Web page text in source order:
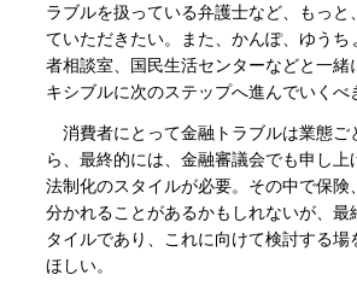
ラブルを扱っている弁護士など、もっと
ていただきたい。また、かんぽ、ゆうち
者相談室、国民生活センターなどと一緒
キシブルに次のステップへ進んでいくべ
消費者にとって金融トラブルは業態ご
ら、最終的には、金融審議会でも申し上
法制化のスタイルが必要。その中で保険
分かれることがあるかもしれないが、最
タイルであり、これに向けて検討する場
ほしい。